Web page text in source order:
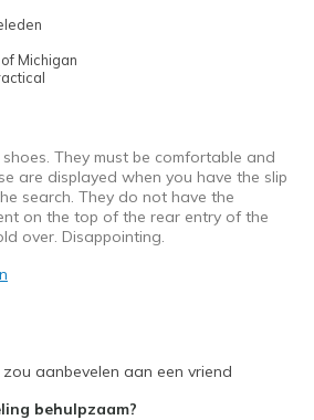
true to size
are for Wearing
Michigan
They must be comfortable and
are displayed when you have the slip
search. They do not have the
on the top of the rear entry of the
over. Disappointing.
zou aanbevelen aan een vriend
behulpzaam?